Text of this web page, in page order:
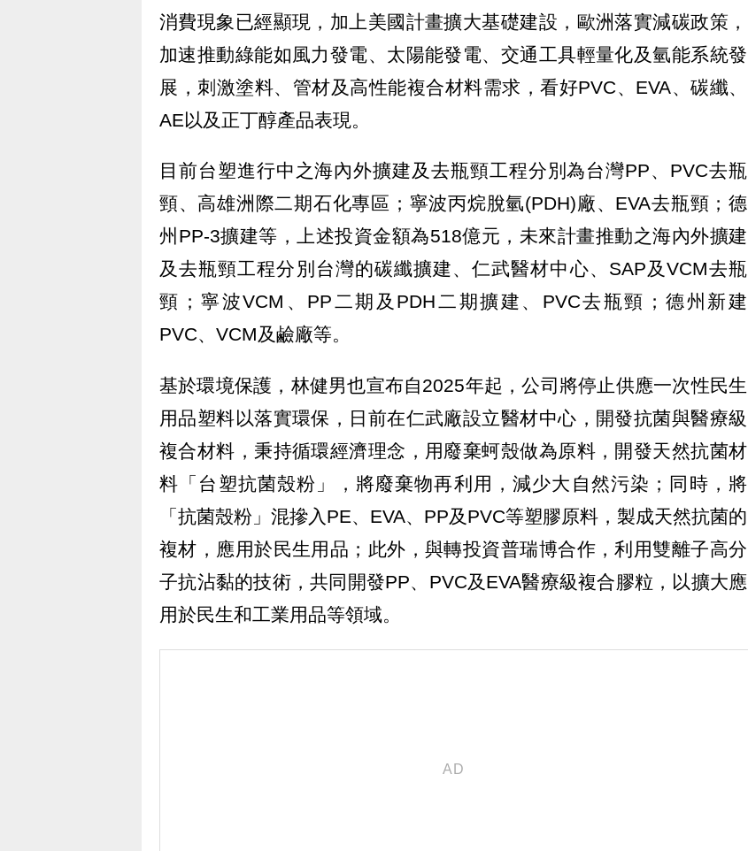
消費現象已經顯現，加上美國計畫擴大基礎建設，歐洲落實減碳政策，
加速推動綠能如風力發電、太陽能發電、交通工具輕量化及氫能系統發
展，刺激塗料、管材及高性能複合材料需求，看好PVC、EVA、碳纖、
AE以及正丁醇產品表現。
目前台塑進行中之海內外擴建及去瓶頸工程分別為台灣PP、PVC去瓶
頸、高雄洲際二期石化專區；寧波丙烷脫氫(PDH)廠、EVA去瓶頸；德
州PP-3擴建等，上述投資金額為518億元，未來計畫推動之海內外擴建
及去瓶頸工程分別台灣的碳纖擴建、仁武醫材中心、SAP及VCM去瓶
頸；寧波VCM、PP二期及PDH二期擴建、PVC去瓶頸；德州新建
PVC、VCM及鹼廠等。
基於環境保護，林健男也宣布自2025年起，公司將停止供應一次性民生
用品塑料以落實環保，日前在仁武廠設立醫材中心，開發抗菌與醫療級
複合材料，秉持循環經濟理念，用廢棄蚵殼做為原料，開發天然抗菌材
料「台塑抗菌殼粉」，將廢棄物再利用，減少大自然污染；同時，將
「抗菌殼粉」混摻入PE、EVA、PP及PVC等塑膠原料，製成天然抗菌的
複材，應用於民生用品；此外，與轉投資普瑞博合作，利用雙離子高分
子抗沾黏的技術，共同開發PP、PVC及EVA醫療級複合膠粒，以擴大應
用於民生和工業用品等領域。